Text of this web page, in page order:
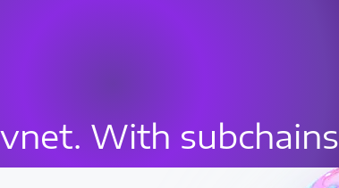
With subchains